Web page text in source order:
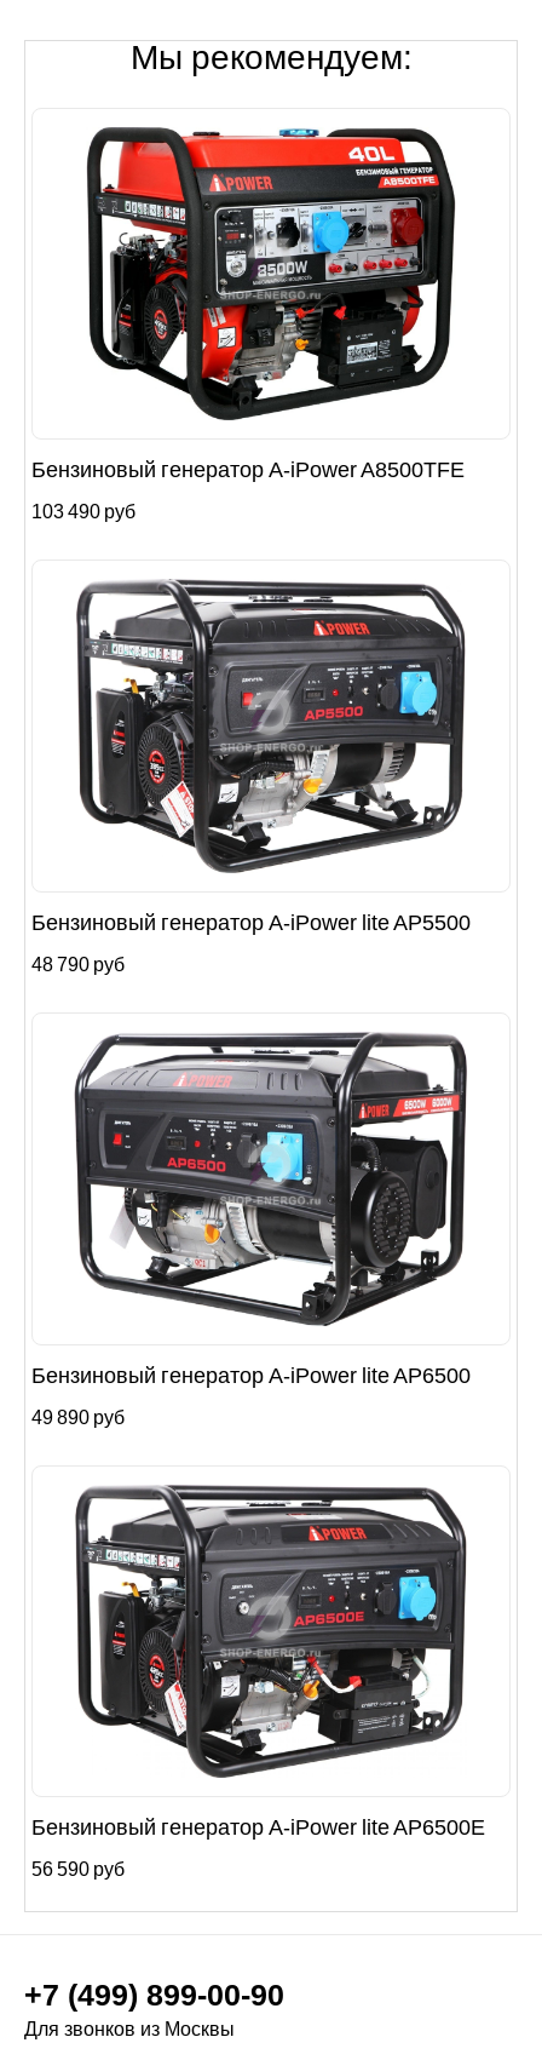
Мы рекомендуем:
Бензиновый генератор A-iPower A8500TFE
103 490 руб
Бензиновый генератор A-iPower lite AР5500
48 790 руб
Бензиновый генератор A-iPower lite AР6500
49 890 руб
Бензиновый генератор A-iPower lite AР6500Е
56 590 руб
+7 (499) 899-00-90
Для звонков из Москвы